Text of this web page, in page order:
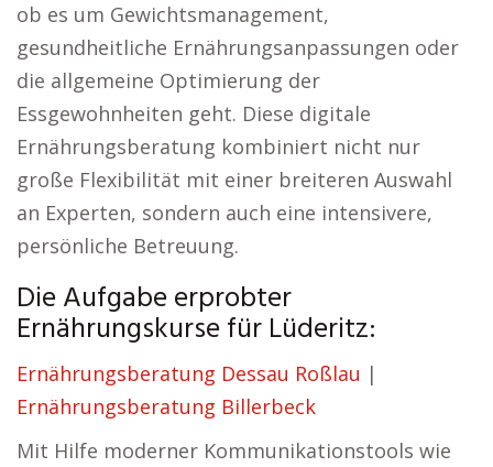
ob es um Gewichtsmanagement,
gesundheitliche Ernährungsanpassungen oder
die allgemeine Optimierung der
Essgewohnheiten geht. Diese digitale
Ernährungsberatung kombiniert nicht nur
große Flexibilität mit einer breiteren Auswahl
an Experten, sondern auch eine intensivere,
persönliche Betreuung.
Die Aufgabe erprobter
Ernährungskurse für Lüderitz:
Ernährungsberatung Dessau Roßlau |
Ernährungsberatung Billerbeck
Mit Hilfe moderner Kommunikationstools wie